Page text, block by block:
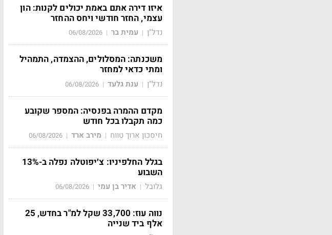
איזו דירה אתם באמת יכולים לקנות: הון
עצמי, החזר חודשי ויחס ההחזר
נדל"ן | עמית בר |
06/08/2026
משכנתה: המסלולים, ההצמדה, התמהיל
ומתי כדאי למחזר
נדל"ן | ענת גלעד |
06/08/2026
מקדם ההמרה בפנסיה: המספר שקובע
כמה תקבלו בכל חודש
חיסכון ארוך טווח | מירב ארד |
06/08/2026
בגלל החלפיניו: צ׳יפוטלה נפלה ב-13%
השבוע
גלובל | אדיר בן עמי |
06/08/2026
נווה עוז: 33,700 שקל למ"ר בחדש, 25
אלף ביד שנייה